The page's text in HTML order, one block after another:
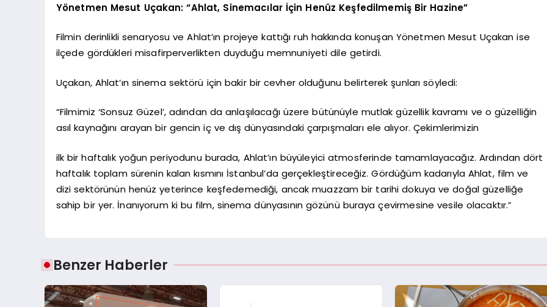
Yönetmen Mesut Uçakan: “Ahlat, Sinemacılar İçin Henüz Keşfedilmemiş Bir Hazine”
Filmin derinlikli senaryosu ve Ahlat’ın projeye kattığı ruh hakkında konuşan Yönetmen Mesut Uçakan ise
ilçede gördükleri misafirperverlikten duyduğu memnuniyeti dile getirdi.
Uçakan, Ahlat’ın sinema sektörü için bakir bir cevher olduğunu belirterek şunları söyledi:
“Filmimiz ‘Sonsuz Güzel’, adından da anlaşılacağı üzere bütünüyle mutlak güzellik kavramı ve o güzelliğin
asıl kaynağını arayan bir gencin iç ve dış dünyasındaki çarpışmaları ele alıyor. Çekimlerimizin
ilk bir haftalık yoğun periyodunu burada, Ahlat’ın büyüleyici atmosferinde tamamlayacağız. Ardından dört
haftalık toplam sürenin kalan kısmını İstanbul’da gerçekleştireceğiz. Gördüğüm kadarıyla Ahlat, film ve
dizi sektörünün henüz yeterince keşfedemediği, ancak muazzam bir tarihi dokuya ve doğal güzelliğe
sahip bir yer. İnanıyorum ki bu film, sinema dünyasının gözünü buraya çevirmesine vesile olacaktır.”
Benzer Haberler